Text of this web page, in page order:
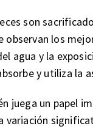
son
los
agua y la
y utiliza la
juega un papel
variación